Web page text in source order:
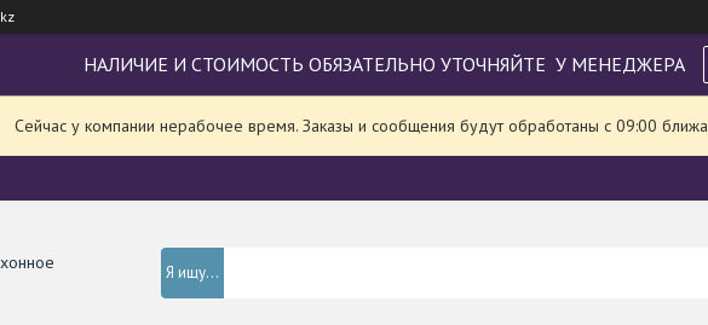
НАЛИЧИЕ И СТОИМОСТЬ ОБЯЗАТЕЛЬНО УТОЧНЯЙТЕ У МЕНЕДЖЕРА
Сейчас у компании нерабочее время. Заказы и сообщения будут обработаны с 09:00